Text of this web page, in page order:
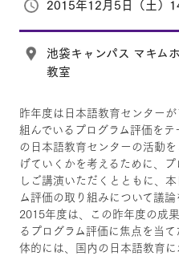
2015年12月5日（土）
池袋キャンパス マキ
教室
昨年度は日本語教育センター
組んでいるプログラム評価を
の日本語教育センターの活動
げていくかを考えるために、
しご講演いただくとともに、
ム評価の取り組みについて議論
2015年度は、この昨年度の成
るプログラム評価に焦点を当
体的には、国内の日本語教育